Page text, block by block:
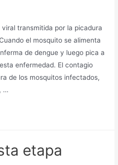
transmitida por la picadura
el mosquito se alimenta
de dengue y luego pica a
enfermedad. El contagio
de los mosquitos infectados,
…
etapa